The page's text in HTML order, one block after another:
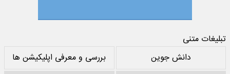
تبلیغات متنی
دانش جوین
بررسی و معرفی اپلیکیشن ها